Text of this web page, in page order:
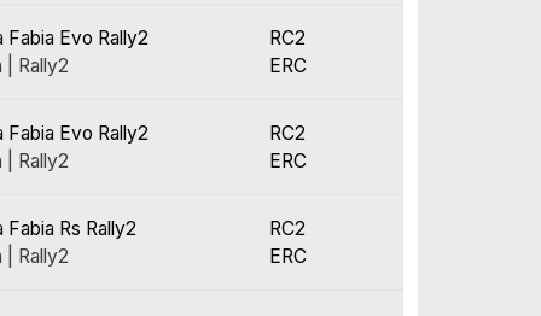
Fabia Evo Rally2
| Rally2
RC2
ERC
Fabia Evo Rally2
| Rally2
RC2
ERC
Fabia Rs Rally2
| Rally2
RC2
ERC